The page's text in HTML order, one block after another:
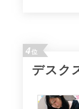
4位
デスク